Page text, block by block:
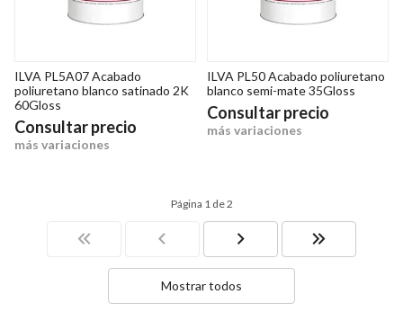
ILVA PL5A07 Acabado
poliuretano blanco satinado 2K
60Gloss
Consultar precio
más variaciones
ILVA PL50 Acabado poliuretano
blanco semi-mate 35Gloss
Consultar precio
más variaciones
Página 1 de 2
Mostrar todos